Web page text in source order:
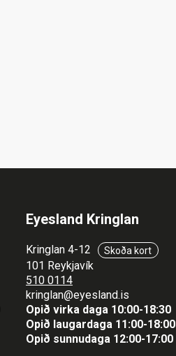
Eyesland Kringlan
Kringlan 4-12 Skoða kort
101 Reykjavík
510 0114
kringlan@eyesland.is
Opið virka daga 10:00-18:30
Opið laugardaga 11:00-18:00
Opið sunnudaga 12:00-17:00